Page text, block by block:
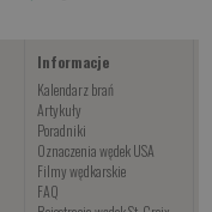
Informacje
Kalendarz brań
Artykuły
Poradniki
Oznaczenia wędek USA
Filmy wędkarskie
FAQ